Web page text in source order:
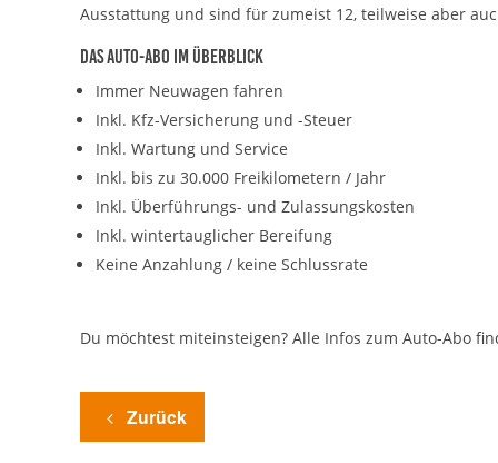
Ausstattung und sind für zumeist 12, teilweise aber
Das Auto-Abo im Überblick
Immer Neuwagen fahren
Inkl. Kfz-Versicherung und -Steuer
Inkl. Wartung und Service
Inkl. bis zu 30.000 Freikilometern / Jahr
Inkl. Überführungs- und Zulassungskosten
Inkl. wintertauglicher Bereifung
Keine Anzahlung / keine Schlussrate
Du möchtest miteinsteigen? Alle Infos zum Auto-Abo
Zurück
Anbieter: DMSB
Dieser Cookie speichert die gewählten
Cookie-Einstellungen.
Cookie Laufzeit: 12 Monate
Statistiken
Cookies, die der Sammlung von Informationen und Erstellung von
Berichten über die Website-Nutzungsstatistik dienen, ohne dass
einzelne Besucher persönlich identifiziert werden können.
Diese Cookies dienen zur Erhebung von